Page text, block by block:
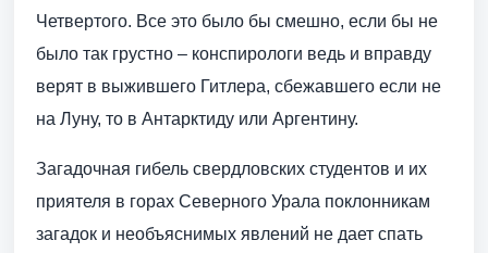
Четвертого. Все это было бы смешно, если бы не
было так грустно – конспирологи ведь и вправду
верят в выжившего Гитлера, сбежавшего если не
на Луну, то в Антарктиду или Аргентину.
Загадочная гибель свердловских студентов и их
приятеля в горах Северного Урала поклонникам
загадок и необъяснимых явлений не дает спать